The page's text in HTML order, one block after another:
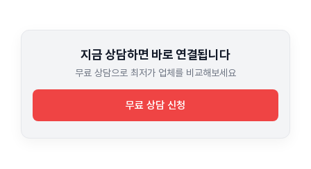
지금 상담하면 바로 연결됩니다
무료 상담으로 최저가 업체를 비교해보세요
무료 상담 신청